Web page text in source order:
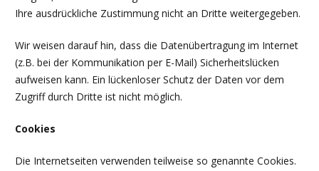
Ihre ausdrückliche Zustimmung nicht an Dritte weitergegeben.
Wir weisen darauf hin, dass die Datenübertragung im Internet
(z.B. bei der Kommunikation per E-Mail) Sicherheitslücken
aufweisen kann. Ein lückenloser Schutz der Daten vor dem
Zugriff durch Dritte ist nicht möglich.
Cookies
Die Internetseiten verwenden teilweise so genannte Cookies.